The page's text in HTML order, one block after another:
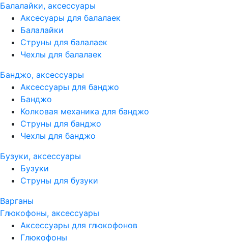
Балалайки, аксессуары
Аксесуары для балалаек
Балалайки
Струны для балалаек
Чехлы для балалаек
Банджо, аксессуары
Аксессуары для банджо
Банджо
Колковая механика для банджо
Струны для банджо
Чехлы для банджо
Бузуки, аксессуары
Бузуки
Струны для бузуки
Варганы
Глюкофоны, аксессуары
Аксессуары для глюкофонов
Глюкофоны